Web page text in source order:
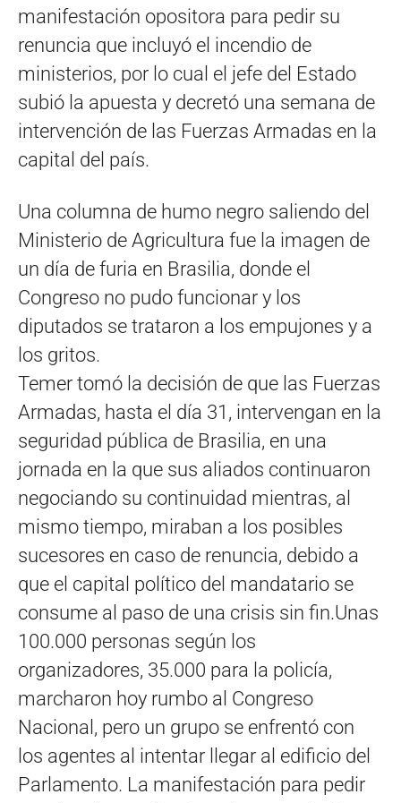
manifestación opositora para pedir su
renuncia que incluyó el incendio de
ministerios, por lo cual el jefe del Estado
subió la apuesta y decretó una semana de
intervención de las Fuerzas Armadas en la
capital del país.
Una columna de humo negro saliendo del
Ministerio de Agricultura fue la imagen de
un día de furia en Brasilia, donde el
Congreso no pudo funcionar y los
diputados se trataron a los empujones y a
los gritos.
Temer tomó la decisión de que las Fuerzas
Armadas, hasta el día 31, intervengan en la
seguridad pública de Brasilia, en una
jornada en la que sus aliados continuaron
negociando su continuidad mientras, al
mismo tiempo, miraban a los posibles
sucesores en caso de renuncia, debido a
que el capital político del mandatario se
consume al paso de una crisis sin fin.Unas
100.000 personas según los
organizadores, 35.000 para la policía,
marcharon hoy rumbo al Congreso
Nacional, pero un grupo se enfrentó con
los agentes al intentar llegar al edificio del
Parlamento. La manifestación para pedir